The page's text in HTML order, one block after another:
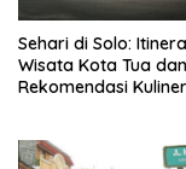
Sehari di Solo:
Wisata Kota Tua dan
Rekomendasi